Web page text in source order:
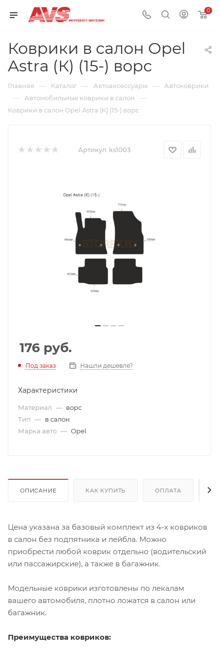
0
Коврики в салон Opel
Astra (К) (15-) ворс
Главная — Каталог — Автоаксессуары — Автоковрики
— Автомобильные коврики в салон —
Коврики в салон Opel Astra (К) (15-) ворс
Артикул: ks1003
176 руб.
Под заказ Нашли дешевле?
Характеристики
Материал — ворс
Тип — в салон
Марка авто — Opel
ОПИСАНИЕ КАК КУПИТЬ ОПЛАТА
Цена указана за базовый комплект из 4-х ковриков
в салон без подпятника и лейбла. Можно
приобрести любой коврик отдельно (водительский
или пассажирские), а также в багажник.
Модельные коврики изготовлены по лекалам
вашего автомобиля, плотно ложатся в салон или
багажник.
Преимущества ковриков: